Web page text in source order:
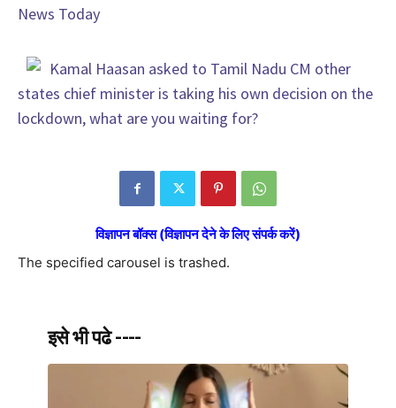
News Today
Kamal Haasan asked to Tamil Nadu CM other
states chief minister is taking his own decision on the
lockdown, what are you waiting for?
विज्ञापन बॉक्स (विज्ञापन देने के लिए संपर्क करें)
The specified carousel is trashed.
इसे भी पढे ----